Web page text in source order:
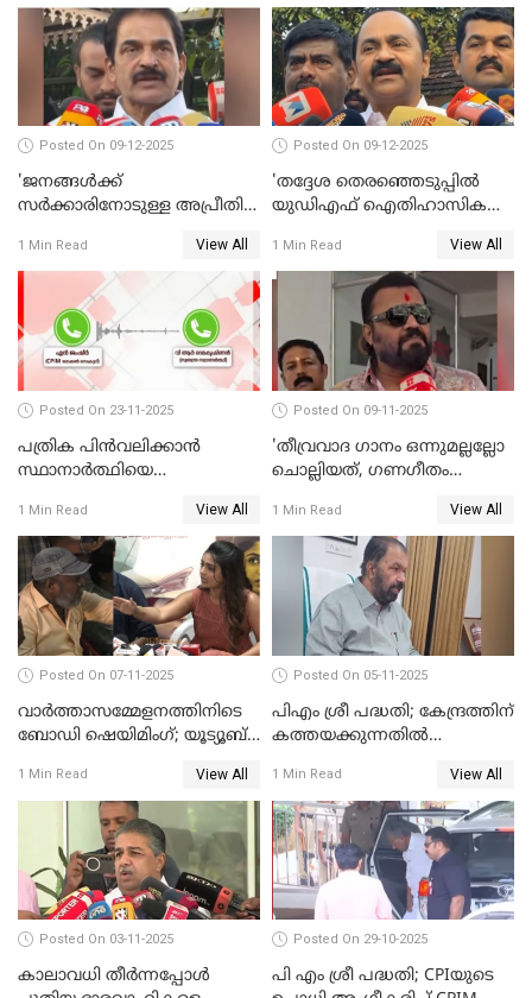
Posted On 09-12-2025
'ജനങ്ങള്‍ക്ക്
സര്‍ക്കാരിനോടുള്ള അപ്രീതി
പ്രതിഫലിക്കും'; കെ.സി
വേണുഗോപാല്‍ WATCH
1 Min Read View All
Posted On 09-12-2025
'തദ്ദേശ തെരഞ്ഞെടുപ്പില്‍
യുഡിഎഫ് ഐതിഹാസിക
സതീശന്‍ WATCH VIDEO
1 Min Read View All
Posted On 23-11-2025
പത്രിക പിന്‍വലിക്കാന്‍
സ്ഥാനാര്‍ത്ഥിയെ
WATCH VIDEO
1 Min Read View All
Posted On 09-11-2025
'തീവ്രവാദ ഗാനം ഒന്നുമല്ലല്ലോ
ചൊല്ലിയത്, ഗണഗീതം
ഭാഗം'; സുരേഷ് ഗോപി WATCH
VIDEO
1 Min Read View All
Posted On 07-11-2025
വാർത്താസമ്മേളനത്തിനിടെ
ബോഡി ഷെയിമിംഗ്; യൂട്യൂബ്
മറുപടിയുമായി ഗൗരി കിഷന്‍
WATCH VIDEO
1 Min Read View All
Posted On 05-11-2025
പിഎം ശ്രീ പദ്ധതി; കേന്ദ്രത്തിന്
കത്തയക്കുന്നതില്‍
വി.ശിവന്‍കുട്ടി WATCH VIDEO
1 Min Read View All
Posted On 03-11-2025
കാലാവധി തീര്‍ന്നപ്പോള്‍
Posted On 29-10-2025
പി എം ശ്രീ പദ്ധതി; CPIയുടെ